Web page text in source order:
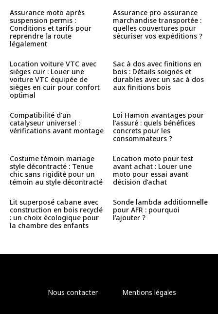
Assurance moto après
suspension permis :
Conditions et tarifs pour
reprendre la route
légalement
Assurance pro assurance
marchandise transportée :
quelles couvertures pour
sécuriser vos expéditions ?
Location voiture VTC avec
sièges cuir : Louer une
voiture VTC équipée de
sièges en cuir pour confort
optimal
Sac à dos avec finitions en
bois : Détails soignés et
durables avec un sac à dos
aux finitions bois
Compatibilité d’un
catalyseur universel :
vérifications avant montage
Loi Hamon avantages pour
l’assuré : quels bénéfices
concrets pour les
consommateurs ?
Costume témoin mariage
style décontracté : Tenue
chic sans rigidité pour un
témoin au style décontracté
Location moto pour test
avant achat : Louer une
moto pour essai avant
décision d’achat
Lit superposé cabane avec
construction en bois recyclé
: un choix écologique pour
la chambre des enfants
Sonde lambda additionnelle
pour AFR : pourquoi
l’ajouter ?
Nous contacter Mentions légales